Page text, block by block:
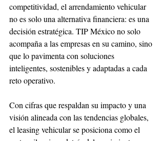
competitividad, el arrendamiento vehicular
no es solo una alternativa financiera: es una
decisión estratégica. TIP México no solo
acompaña a las empresas en su camino, sino
que lo pavimenta con soluciones
inteligentes, sostenibles y adaptadas a cada
reto operativo.
Con cifras que respaldan su impacto y una
visión alineada con las tendencias globales,
el leasing vehicular se posiciona como el